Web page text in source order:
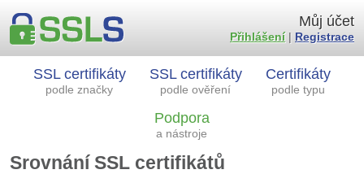
SSL certifikáty
podle značky
SSL certifikáty
podle ověření
Certifikáty
podle typu
Podpora
a nástroje
Můj účet
Přihlášení| Registrace
Srovnání SSL certifikátů